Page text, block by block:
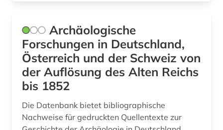
geschichte <1250-1550> (1)
geschichte <1680-1800> (1)
geschlechterforschung (1)
Archäologische
Forschungen in Deutschland,
Österreich und der Schweiz von
der Auflösung des Alten Reichs
bis 1852
Die Datenbank bietet bibliographische
Nachweise für gedruckten Quellentexte zur